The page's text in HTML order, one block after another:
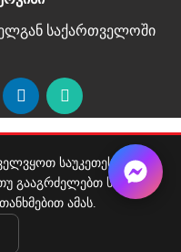
საქართველოში
საუკეთესო
გააგრძელებთ საიტის
ამას.